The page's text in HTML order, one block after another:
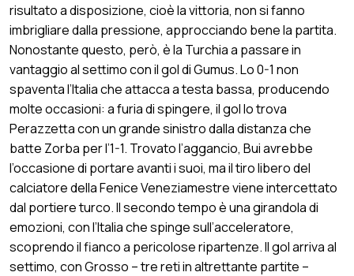
risultato a disposizione, cioè la vittoria, non si fanno
imbrigliare dalla pressione, approcciando bene la partita.
Nonostante questo, però, è la Turchia a passare in
vantaggio al settimo con il gol di Gumus. Lo 0-1 non
spaventa l’Italia che attacca a testa bassa, producendo
molte occasioni: a furia di spingere, il gol lo trova
Perazzetta con un grande sinistro dalla distanza che
batte Zorba per l’1-1. Trovato l’aggancio, Bui avrebbe
l’occasione di portare avanti i suoi, ma il tiro libero del
calciatore della Fenice Veneziamestre viene intercettato
dal portiere turco. Il secondo tempo è una girandola di
emozioni, con l’Italia che spinge sull’acceleratore,
scoprendo il fianco a pericolose ripartenze. Il gol arriva al
settimo, con Grosso – tre reti in altrettante partite –